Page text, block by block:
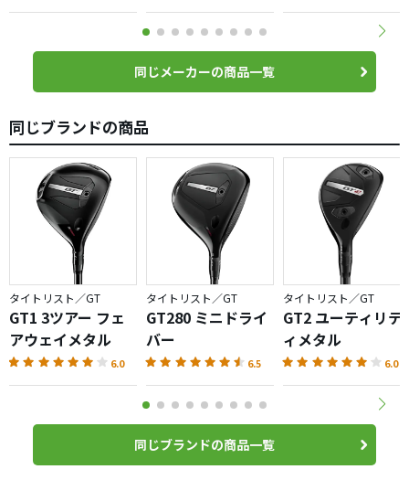
同じメーカーの商品一覧
同じブランドの商品
タイトリスト／GT
GT1 3ツアー フェ
アウェイメタル
6.0
タイトリスト／GT
GT280 ミニドライ
バー
6.5
タイトリスト／GT
GT2 ユーティリテ
ィメタル
6.0
同じブランドの商品一覧